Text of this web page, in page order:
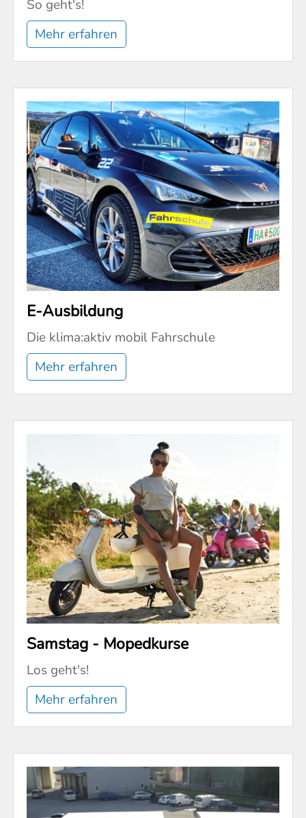
So geht's!
Mehr erfahren
E-Ausbildung
Die klima:aktiv mobil Fahrschule
Mehr erfahren
Samstag - Mopedkurse
Los geht's!
Mehr erfahren